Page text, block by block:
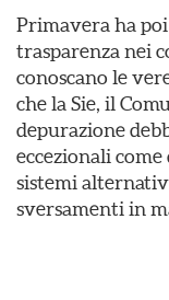
Primavera ha
trasparenza nei
conoscano le
che la Sie, il
depurazione
eccezionali
sistemi
sversamenti in